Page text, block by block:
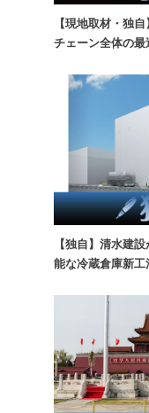
【現地取材・独
チェーン全体の
【独自】清水建
能な冷蔵倉庫新工